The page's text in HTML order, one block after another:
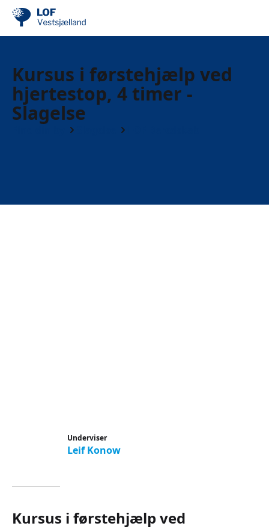
Kursus i førstehjælp ved
hjertestop, 4 timer -
Slagelse
Underviser
Leif Konow
Kursus i førstehjælp ved